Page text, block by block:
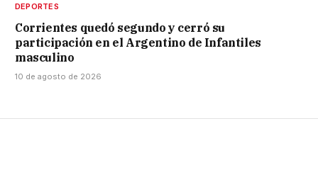
DEPORTES
Corrientes quedó segundo y cerró su
participación en el Argentino de Infantiles
masculino
10 de agosto de 2026